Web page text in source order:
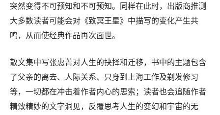
突然变得不可预知和不可预知。同样在此时，出版商推测
大多数读者可能会对《致冥王星》中描写的变化产生共
鸣，从而使经典作品再次面世。
散文集中写张惠菁对人生的抉择和迁移，书中的主题包含
了父亲的离去、人际关系、只身到上海工作及剃发修习
等，一切都在冲击着作者内心的思索；读者也会追随作者
精致精妙的文字洞见，反覆思考人生的变幻和宇宙的无